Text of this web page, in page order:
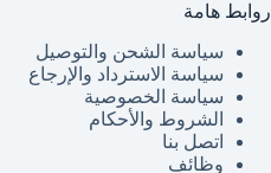
روابط هامة
سياسة الشحن والتوصيل
سياسة الاسترداد والإرجاع
سياسة الخصوصية
الشروط والأحكام
اتصل بنا
وظائف